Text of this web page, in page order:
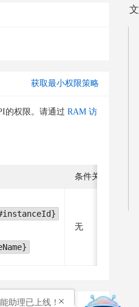
获取最小权限策略
的权限。请通过 RAM 访
条件关键字
无
助理已上线！